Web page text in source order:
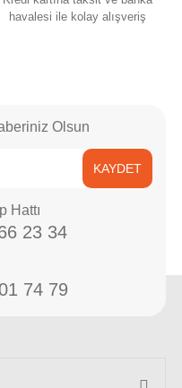
havalesi ile kolay alışveriş
Olsun
KAYDET
Hattı
23 34
74 79